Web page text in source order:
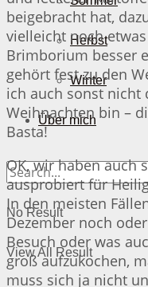
Herbst
Winter
Über mich
No Result
View All Result
beigebracht hat,
vielleicht noch
Brimborium besser
gehört fest zu den
ich auch sonst nicht
Weihnachten bin –
Basta!
OK, wir haben auch
ausprobiert für
In den meisten
Dezember noch
Besuch oder was
groß aufzukochen,
muss sich ja nicht